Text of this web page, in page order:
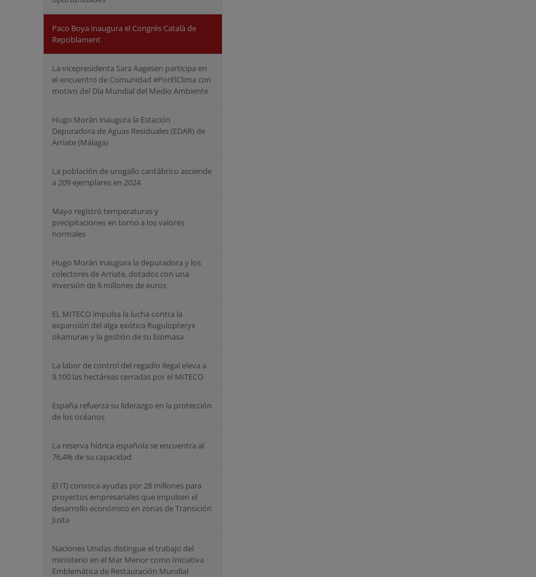
Paco Boya inaugura el Congrés Català de
Repoblament
La vicepresidenta Sara Aagesen participa en
el encuentro de Comunidad #PorElClima con
motivo del Día Mundial del Medio Ambiente
Hugo Morán inaugura la Estación
Depuradora de Aguas Residuales (EDAR) de
Arriate (Málaga)
La población de urogallo cantábrico asciende
a 209 ejemplares en 2024
Mayo registró temperaturas y
precipitaciones en torno a los valores
normales
Hugo Morán inaugura la depuradora y los
colectores de Arriate, dotados con una
inversión de 6 millones de euros
EL MITECO impulsa la lucha contra la
expansión del alga exótica Rugulopteryx
okamurae y la gestión de su biomasa
La labor de control del regadío ilegal eleva a
9.100 las hectáreas cerradas por el MITECO
España refuerza su liderazgo en la protección
de los océanos
La reserva hídrica española se encuentra al
76,4% de su capacidad
El ITJ convoca ayudas por 28 millones para
proyectos empresariales que impulsen el
desarrollo económico en zonas de Transición
Justa
Naciones Unidas distingue el trabajo del
ministerio en el Mar Menor como Iniciativa
Emblemática de Restauración Mundial